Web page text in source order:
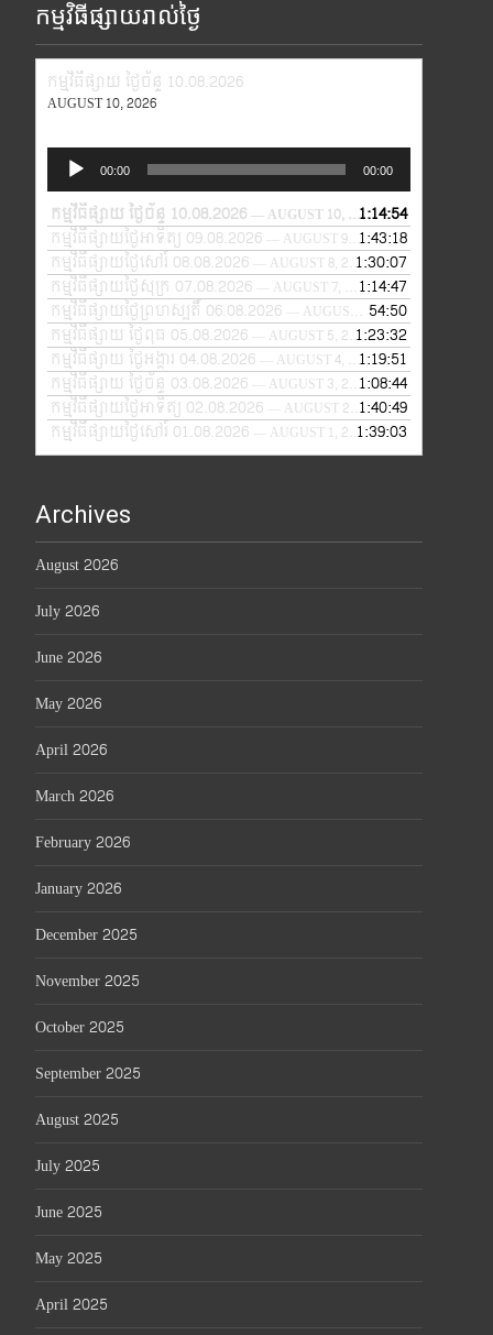
កម្មវិធីផ្សាយរាល់ថ្ងៃ
កម្មវិធីផ្សាយ ថ្ងៃច័ន្ទ 10.08.2026
AUGUST 10, 2026
Audio
Player
00:00 00:00
កម្មវិធីផ្សាយ ថ្ងៃច័ន្ទ 10.08.2026— AUGUST 10, 2026 1:14:54
កម្មវិធីផ្សាយថ្ងៃអាទិត្យ 09.08.2026
— AUGUST 9, 2026 1:43:18
កម្មវិធីផ្សាយថ្ងៃសៅរ៍ 08.08.2026
— AUGUST 8, 2026 1:30:07
កម្មវិធីផ្សាយថ្ងៃសុក្រ 07.08.2026
— AUGUST 7, 2026
1:14:47
កម្មវិធីផ្សាយថ្ងៃព្រហស្បតិ៍ 06.08.2026
— AUGUST 6, 2026
54:50
កម្មវិធីផ្សាយ ថ្ងៃពុធ 05.08.2026
— AUGUST 5, 2026 1:23:32
កម្មវិធីផ្សាយ ថ្ងៃអង្គារ 04.08.2026
— AUGUST 4, 2026
1:19:51
កម្មវិធីផ្សាយ ថ្ងៃច័ន្ទ 03.08.2026
— AUGUST 3, 2026 1:08:44
កម្មវិធីផ្សាយថ្ងៃអាទិត្យ 02.08.2026
— AUGUST 2, 2026 1:40:49
កម្មវិធីផ្សាយថ្ងៃសៅរ៍ 01.08.2026
— AUGUST 1, 2026 1:39:03
Archives
August 2026
July 2026
June 2026
May 2026
April 2026
March 2026
February 2026
January 2026
December 2025
November 2025
October 2025
September 2025
August 2025
July 2025
June 2025
May 2025
April 2025